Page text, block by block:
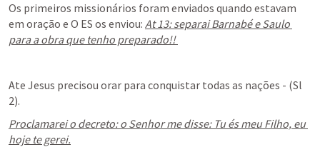
Os primeiros missionários foram enviados quando estavam
em oração e O ES os enviou: At 13: separai Barnabé e Saulo
para a obra que tenho preparado!!
Ate Jesus precisou orar para conquistar todas as nações - (Sl
2).
Proclamarei o decreto: o Senhor me disse: Tu és meu Filho, eu
hoje te gerei.